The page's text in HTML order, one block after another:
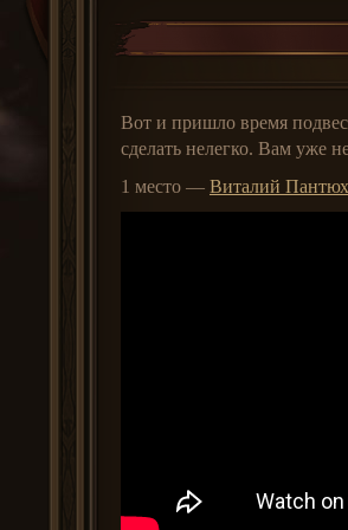
Вот и пришло время
сделать нелегко. Вам уже
1 место — Виталий